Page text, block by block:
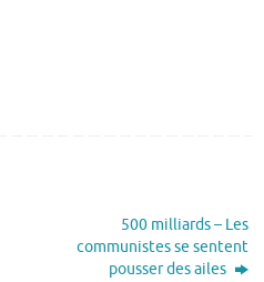
500 milliards – Les
communistes se sentent
pousser des ailes